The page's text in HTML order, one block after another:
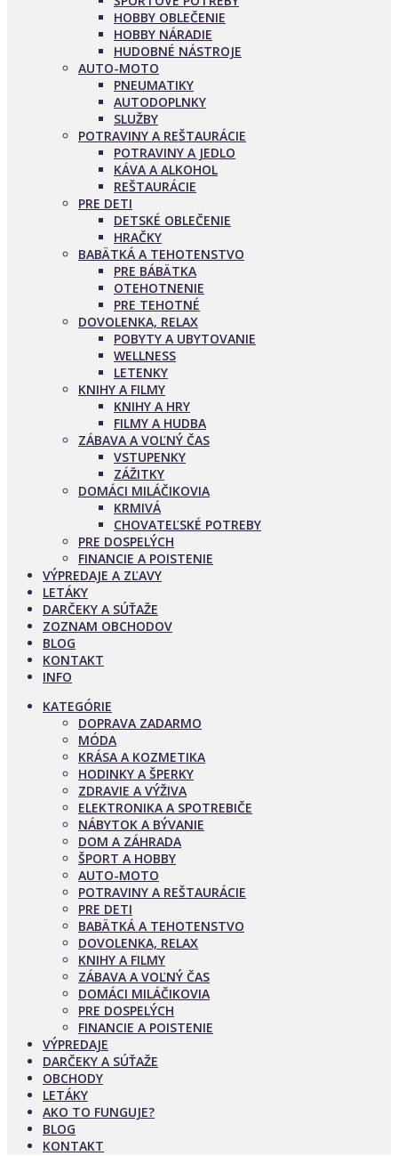
HOBBY OBLEČENIE
HOBBY NÁRADIE
HUDOBNÉ NÁSTROJE
AUTO-MOTO
PNEUMATIKY
AUTODOPLNKY
SLUŽBY
POTRAVINY A REŠTAURÁCIE
POTRAVINY A JEDLO
KÁVA A ALKOHOL
REŠTAURÁCIE
PRE DETI
DETSKÉ OBLEČENIE
HRAČKY
BABÄTKÁ A TEHOTENSTVO
PRE BÁBÄTKA
OTEHOTNENIE
PRE TEHOTNÉ
DOVOLENKA, RELAX
POBYTY A UBYTOVANIE
WELLNESS
LETENKY
KNIHY A FILMY
KNIHY A HRY
FILMY A HUDBA
ZÁBAVA A VOĽNÝ ČAS
VSTUPENKY
ZÁŽITKY
DOMÁCI MILÁČIKOVIA
KRMIVÁ
CHOVATEĽSKÉ POTREBY
PRE DOSPELÝCH
FINANCIE A POISTENIE
VÝPREDAJE A ZĽAVY
LETÁKY
DARČEKY A SÚŤAŽE
ZOZNAM OBCHODOV
BLOG
KONTAKT
INFO
KATEGÓRIE
DOPRAVA ZADARMO
MÓDA
KRÁSA A KOZMETIKA
HODINKY A ŠPERKY
ZDRAVIE A VÝŽIVA
ELEKTRONIKA A SPOTREBIČE
NÁBYTOK A BÝVANIE
DOM A ZÁHRADA
ŠPORT A HOBBY
AUTO-MOTO
POTRAVINY A REŠTAURÁCIE
PRE DETI
BABÄTKÁ A TEHOTENSTVO
DOVOLENKA, RELAX
KNIHY A FILMY
ZÁBAVA A VOĽNÝ ČAS
DOMÁCI MILÁČIKOVIA
PRE DOSPELÝCH
FINANCIE A POISTENIE
VÝPREDAJE
DARČEKY A SÚŤAŽE
OBCHODY
LETÁKY
AKO TO FUNGUJE?
BLOG
KONTAKT